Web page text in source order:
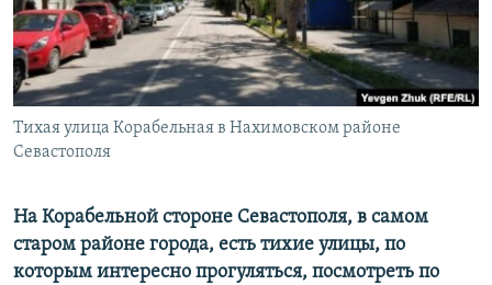
ELIFBE
УКРАИНСКАЯ ПРОБЛЕМА КРЫМА
Все сайты RFE/RL
Тихая улица Корабельная в Нахимовском районе
Севастополя
На Корабельной стороне Севастополя, в самом
старом районе города, есть тихие улицы, по
которым интересно прогуляться, посмотреть по